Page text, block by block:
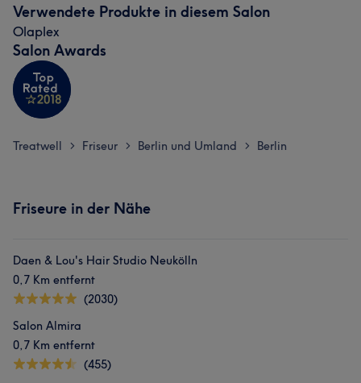
Verwendete Produkte in diesem Salon
Olaplex
Salon Awards
Treatwell > Friseur > Berlin und Umland > Berlin
Friseure in der Nähe
Daen & Lou's Hair Studio Neukölln
0,7 Km entfernt
(2030)
Salon Almira
0,7 Km entfernt
(455)